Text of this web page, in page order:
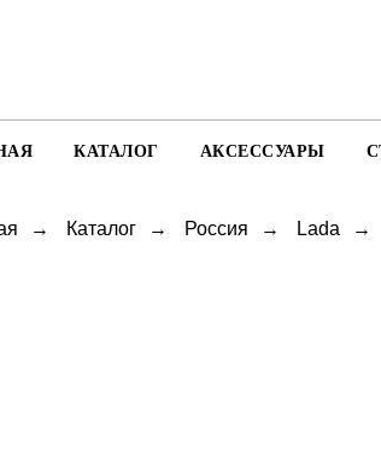
КАТАЛОГ АКСЕССУАРЫ
→ Каталог → Россия → Lada →